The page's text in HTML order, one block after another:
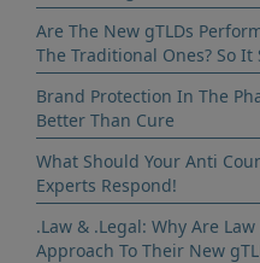
Are The New gTLDs
The Traditional Ones? So It
Brand Protection In The
Better Than Cure
What Should Your Anti
Experts Respond!
.Law & .Legal: Why Are
Approach To Their New